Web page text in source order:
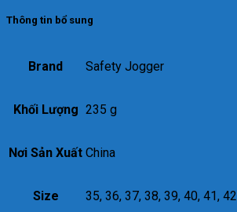
Thông tin bổ sung
Brand Safety Jogger
Khối Lượng 235 g
Nơi Sản Xuất China
Size 35, 36, 37, 38, 39, 40, 41, 42